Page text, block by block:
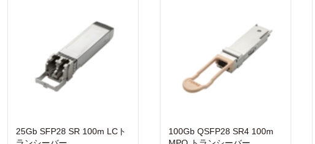
25Gb SFP28 SR 100m LCト
100Gb QSFP28 SR4 100m